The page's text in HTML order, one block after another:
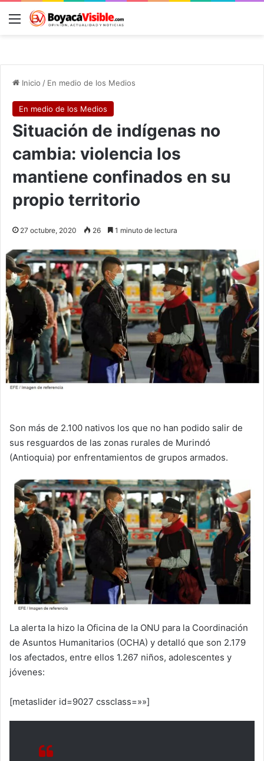
Menú
Inicio / En medio de los Medios
En medio de los Medios
Situación de indígenas no
cambia: violencia los
mantiene confinados en su
propio territorio
27 octubre, 2020 26 1 minuto de lectura
Son más de 2.100 nativos los que no han podido salir de
sus resguardos de las zonas rurales de Murindó
(Antioquia) por enfrentamientos de grupos armados.
La alerta la hizo la Oficina de la ONU para la Coordinación
de Asuntos Humanitarios (OCHA) y detalló que son 2.179
los afectados, entre ellos 1.267 niños, adolescentes y
jóvenes:
[metaslider id=9027 cssclass=»»]